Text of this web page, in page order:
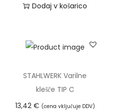
Dodaj v košarico
STAHLWERK Varilne
klešče TIP C
13,42 € (cena vključuje DDV)